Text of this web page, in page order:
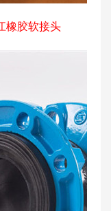
橡胶软接头